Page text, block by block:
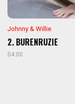
Johnny & Willie
2. BURENRUZIE
04:00